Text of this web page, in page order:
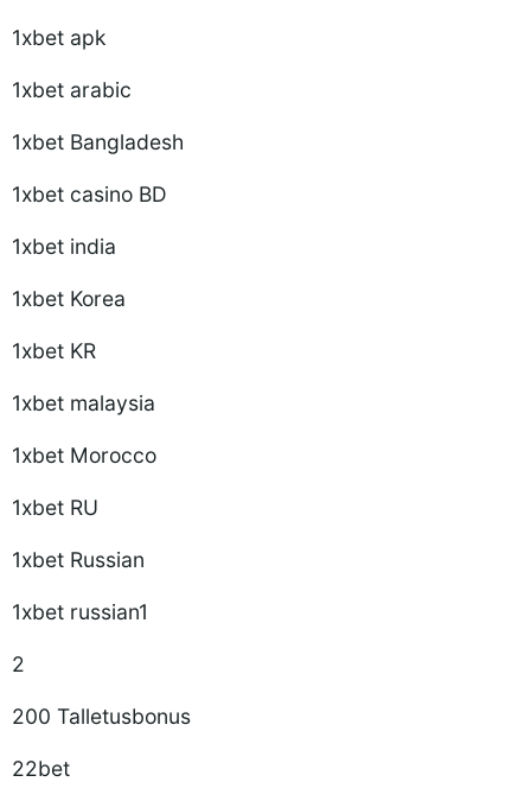
1xbet apk
1xbet arabic
1xbet Bangladesh
1xbet casino BD
1xbet india
1xbet Korea
1xbet KR
1xbet malaysia
1xbet Morocco
1xbet RU
1xbet Russian
1xbet russian1
2
200 Talletusbonus
22bet